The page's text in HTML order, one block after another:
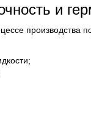
и
производства